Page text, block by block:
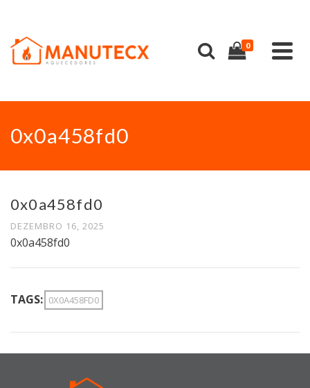
0
0x0a458fd0
0x0a458fd0
DEZEMBRO 16, 2025
0x0a458fd0
TAGS: 0X0A458FD0